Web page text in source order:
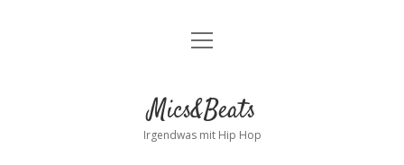
Kontakt
facebookinstagram
bandcamp
spotify
Menü
Mics&Beats
Irgendwas mit Hip Hop